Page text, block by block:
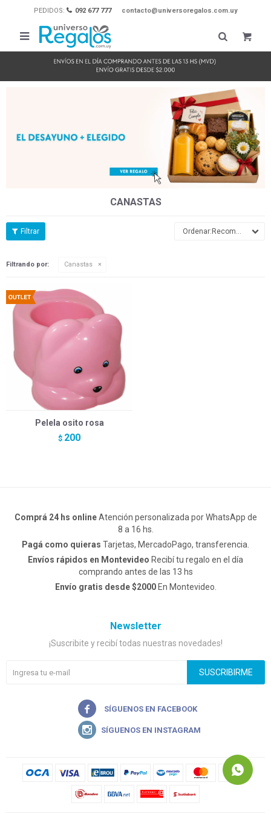
PEDIDOS: 092 677 777 contacto@universoregalos.com.uy

CANASTAS
Recomendados
Filtrando por: Canastas
Pelela osito rosa
$ 200
Comprá 24 hs onlineAtención personalizada por WhatsApp de
8 a 16 hs.
Pagá como quieras Tarjetas, MercadoPago, transferencia.
Envíos rápidos en Montevideo Recibí tu regalo en el día
comprando antes de las 13 hs
Envío gratis desde $2000En Montevideo.
Newsletter
¡Suscribite y recibí todas nuestras novedades!
SUSCRIBIRME

